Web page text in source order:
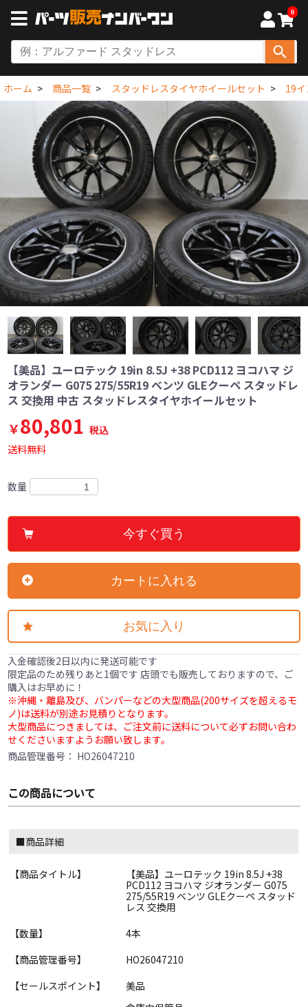
0
ホーム 商品一覧 スタッドレスタイヤホイールセット 19
【美品】ユーロテック 19in 8.5J +38 PCD112 ヨコハマ ジ
オランダー G075 275/55R19 ベンツ GLEクーペ スタッドレ
ス 交換用 中古 スタッドレスタイヤホイールセット
￥80,801 税込
送料無料
数量
今すぐ買う
カートに入れる
お気に入り
入金確認後2日以内に発送可能です
限定品のため残りあと1個です 店頭でも販売しておりますので、ご
購入はお早めに！
※沖縄・離島及び、バンパーなどの大型商品(200サイズを超えるモ
ノ)は送料が別途お見積りとなります。
大型商品につきましては、ご注文前に送料について必ずお問い合わ
せくださいますようお願い致します。
商品管理番号： HO26047210
この商品について
■商品詳細
【商品タイトル】
【美品】ユーロテック 19in 8.5J +38
PCD112 ヨコハマ ジオランダー G075
275/55R19 ベンツ GLEクーペ スタッド
レス 交換用
【数量】
4本
【商品管理番号】
HO26047210
【セールスポイント】
美品